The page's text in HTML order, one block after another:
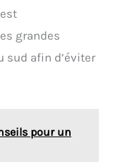
grandes
sud afin d’éviter
pour un